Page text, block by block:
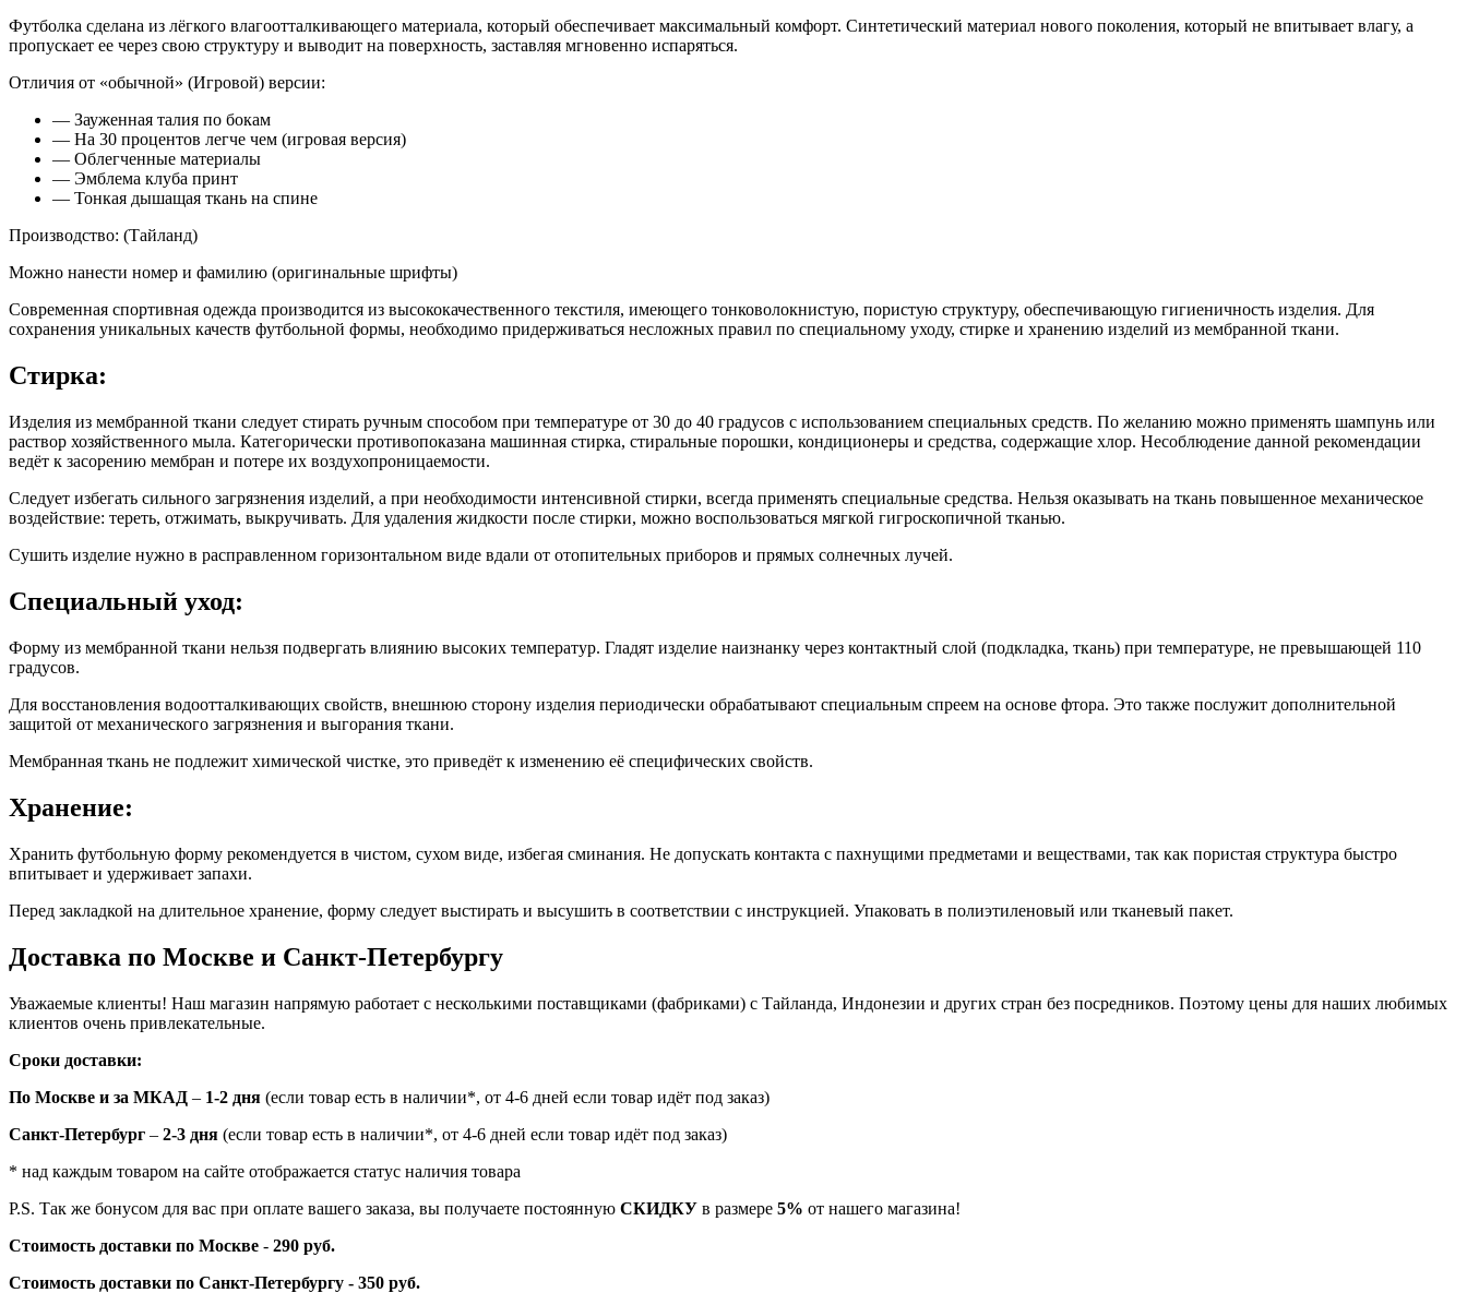
Футболка сделана из лёгкого влагоотталкивающего материала, который обеспечивает максимальный комфорт. Синтетический материал нового поколения, который не впитывает влагу, а
пропускает ее через свою структуру и выводит на поверхность, заставляя мгновенно испаряться.
Отличия от «обычной» (Игровой) версии:
— Зауженная талия по бокам
— На 30 процентов легче чем (игровая версия)
— Облегченные материалы
— Эмблема клуба принт
— Тонкая дышащая ткань на спине
Производство: (Тайланд)
Можно нанести номер и фамилию (оригинальные шрифты)
Современная спортивная одежда производится из высококачественного текстиля, имеющего тонковолокнистую, пористую структуру, обеспечивающую гигиеничность изделия. Для
сохранения уникальных качеств футбольной формы, необходимо придерживаться несложных правил по специальному уходу, стирке и хранению изделий из мембранной ткани.
Стирка:
Изделия из мембранной ткани следует стирать ручным способом при температуре от 30 до 40 градусов с использованием специальных средств. По желанию можно применять шампунь или
раствор хозяйственного мыла. Категорически противопоказана машинная стирка, стиральные порошки, кондиционеры и средства, содержащие хлор. Несоблюдение данной рекомендации
ведёт к засорению мембран и потере их воздухопроницаемости.
Следует избегать сильного загрязнения изделий, а при необходимости интенсивной стирки, всегда применять специальные средства. Нельзя оказывать на ткань повышенное механическое
воздействие: тереть, отжимать, выкручивать. Для удаления жидкости после стирки, можно воспользоваться мягкой гигроскопичной тканью.
Сушить изделие нужно в расправленном горизонтальном виде вдали от отопительных приборов и прямых солнечных лучей.
Специальный уход:
Форму из мембранной ткани нельзя подвергать влиянию высоких температур. Гладят изделие наизнанку через контактный слой (подкладка, ткань) при температуре, не превышающей 110
градусов.
Для восстановления водоотталкивающих свойств, внешнюю сторону изделия периодически обрабатывают специальным спреем на основе фтора. Это также послужит дополнительной
защитой от механического загрязнения и выгорания ткани.
Мембранная ткань не подлежит химической чистке, это приведёт к изменению её специфических свойств.
Хранение:
Хранить футбольную форму рекомендуется в чистом, сухом виде, избегая сминания. Не допускать контакта с пахнущими предметами и веществами, так как пористая структура быстро
впитывает и удерживает запахи.
Перед закладкой на длительное хранение, форму следует выстирать и высушить в соответствии с инструкцией. Упаковать в полиэтиленовый или тканевый пакет.
Доставка по Москве и Санкт-Петербургу
Уважаемые клиенты! Наш магазин напрямую работает с несколькими поставщиками (фабриками) с Тайланда, Индонезии и других стран без посредников. Поэтому цены для наших любимых
клиентов очень привлекательные.
Сроки доставки:
По Москве и за МКАД – 1-2 дня (если товар есть в наличии*, от 4-6 дней если товар идёт под заказ)
Санкт-Петербург – 2-3 дня (если товар есть в наличии*, от 4-6 дней если товар идёт под заказ)
* над каждым товаром на сайте отображается статус наличия товара
P.S. Так же бонусом для вас при оплате вашего заказа, вы получаете постоянную СКИДКУ в размере 5% от нашего магазина!
Стоимость доставки по Москве - 290 руб.
Стоимость доставки по Санкт-Петербургу - 350 руб.